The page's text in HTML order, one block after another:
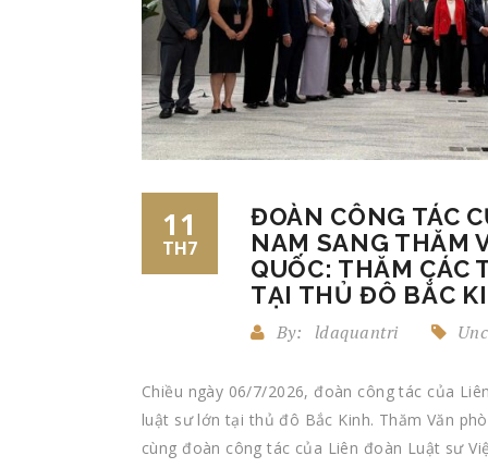
11
TH7
ĐOÀN CÔNG TÁC
NAM SANG THĂM
QUỐC: THĂM CÁC
TẠI THỦ ĐÔ BẮC
By: ldaquantri
Chiều ngày 06/7/2026, đoàn công tác của
luật sư lớn tại thủ đô Bắc Kinh. Thăm Văn
cùng đoàn công tác của Liên đoàn Luật sư